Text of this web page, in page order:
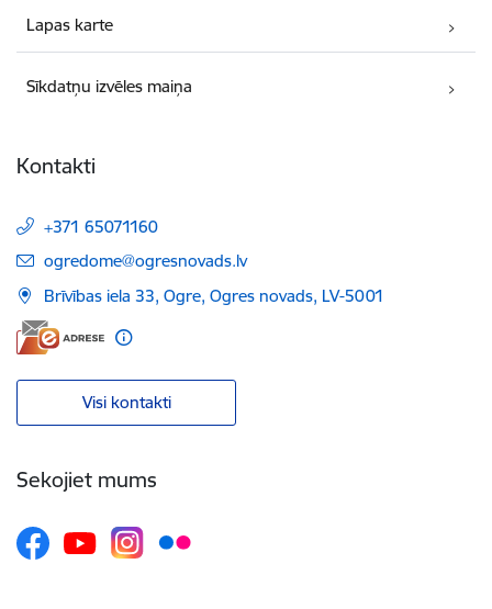
Lapas karte
Sīkdatņu izvēles maiņa
Kontakti
+371 65071160
E-pasts:
ogredome@ogresnovads.lv
Brīvības iela 33, Ogre, Ogres novads, LV-5001
Visi kontakti
Sekojiet mums